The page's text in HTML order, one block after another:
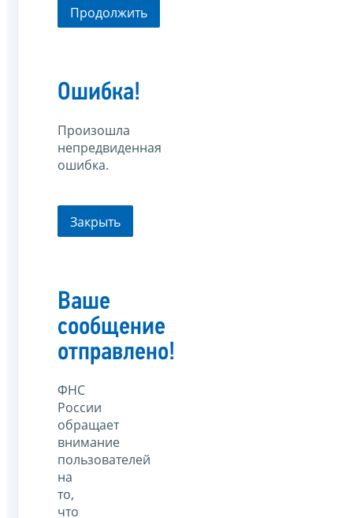
Продолжить
Ошибка!
Произошла
непредвиденная
ошибка.
Закрыть
Ваше
сообщение
отправлено!
ФНС
России
обращает
внимание
пользователей
на
то,
что